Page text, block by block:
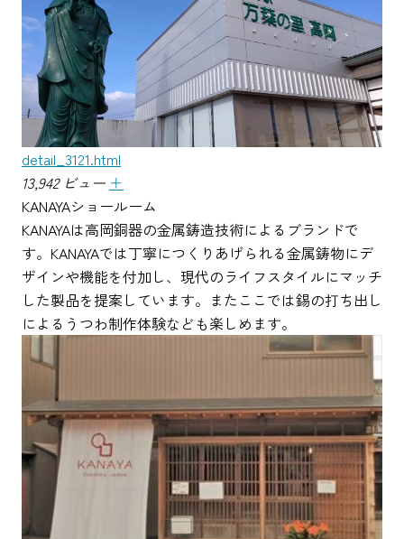
detail_3121.html
13,942 ビュー ＋
KANAYAショールーム
KANAYAは高岡銅器の金属鋳造技術によるブランドで
す。KANAYAでは丁寧につくりあげられる金属鋳物にデ
ザインや機能を付加し、現代のライフスタイルにマッチ
した製品を提案しています。またここでは錫の打ち出し
によるうつわ制作体験なども楽しめます。